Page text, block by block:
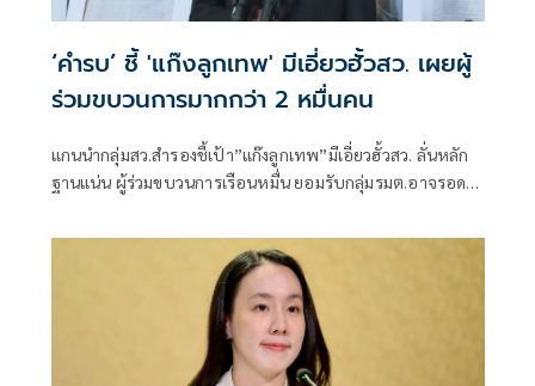
‘คำรบ’ ชี้ 'แก๊งลูกเทพ' มีเอี่ยวฮั้วสว. เผยผู้
ร่วมขบวนการมากกว่า 2 หมื่นคน
แกนนำกลุ่มสว.สำรองชี้เป้า”แก๊งลูกเทพ”มีเอี่ยวฮั้วสว. ลั่นหลัก
ฐานแน่น ผู้ร่วมขบวนการเรือนหมื่น ยอมรับกลุ่มรมต.อาจรอด
ส่งศาลฎีกาสอย 138 สว.โดนร้องเอาผิดติดคุก!